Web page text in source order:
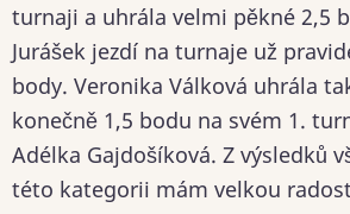
turnaji a uhrála velmi pěkné 2,5
Jurášek jezdí na turnaje už
body. Veronika Válková uhrála
konečně 1,5 bodu na svém 1.
Adélka Gajdošíková. Z výsledků
této kategorii mám velkou